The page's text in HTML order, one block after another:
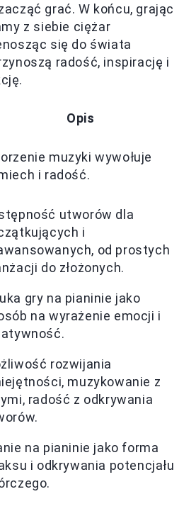
grać. W końcu, grając
z siebie ciężar
się do świata
radość, inspirację i
Opis
muzyki wywołuje
i radość.
utworów dla
i
od prostych
do złożonych.
gry na pianinie jako
na wyrażenie emocji i
rozwijania
muzykowanie z
radość z odkrywania
na pianinie jako forma
i odkrywania potencjału